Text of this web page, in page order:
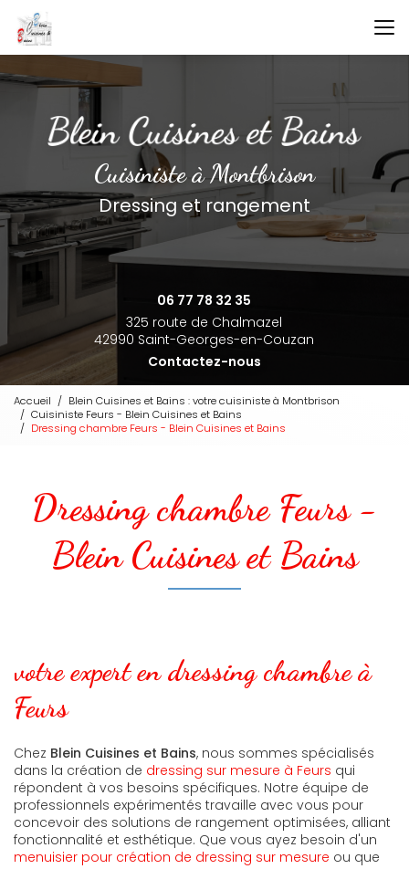
contenu
principal
Cuisiniste à Montbrison
Dressing et rangement
06 77 78 32 35
325 route de Chalmazel
42990 Saint-Georges-en-Couzan
Contactez-nous
Accueil
Blein Cuisines et Bains : votre cuisiniste à Montbrison
Cuisiniste Feurs - Blein Cuisines et Bains
Dressing chambre Feurs - Blein Cuisines et Bains
Dressing chambre Feurs -
Blein Cuisines et Bains
votre expert en dressing chambre à
Feurs
Chez Blein Cuisines et Bains, nous sommes spécialisés
dans la création de dressing sur mesure à Feurs qui
répondent à vos besoins spécifiques. Notre équipe de
professionnels expérimentés travaille avec vous pour
concevoir des solutions de rangement optimisées, alliant
fonctionnalité et esthétique. Que vous ayez besoin d'un
menuisier pour création de dressing sur mesure ou que